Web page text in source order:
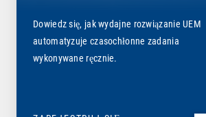
Dowiedz się, jak wydajne rozwiązanie UEM
automatyzuje czasochłonne zadania
wykonywane ręcznie.